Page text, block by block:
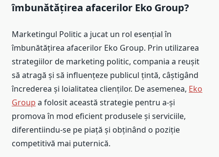
îmbunătățirea afacerilor Eko Group?
Marketingul Politic a jucat un rol esențial în
îmbunătățirea afacerilor Eko Group. Prin utilizarea
strategiilor de marketing politic, compania a reușit
să atragă și să influențeze publicul țintă, câștigând
încrederea și loialitatea clienților. De asemenea, Eko
Group a folosit această strategie pentru a-și
promova în mod eficient produsele și serviciile,
diferentiindu-se pe piață și obținând o poziție
competitivă mai puternică.